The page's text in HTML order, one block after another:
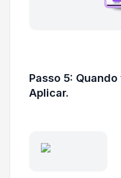
Passo 5:
Aplicar.